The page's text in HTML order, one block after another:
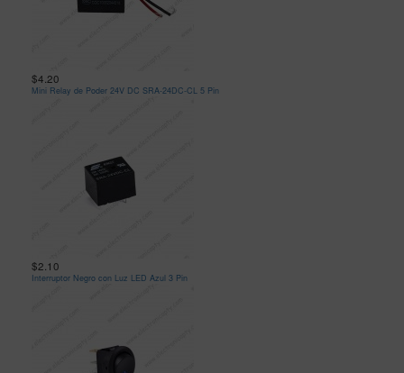
$4.20
Mini Relay de Poder 24V DC SRA-24DC-CL 5 Pin
$2.10
Interruptor Negro con Luz LED Azul 3 Pin